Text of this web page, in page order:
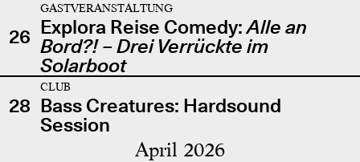
26
GASTVERANSTALTUNG
Explora Reise Comedy:Alle an
Bord?! – Drei Verrückte im
Solarboot
28
CLUB
Bass Creatures: Hardsound
Session
April 2026